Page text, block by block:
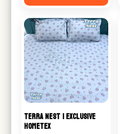
TERRA NEST | EXCLUSIVE
HOMETEX